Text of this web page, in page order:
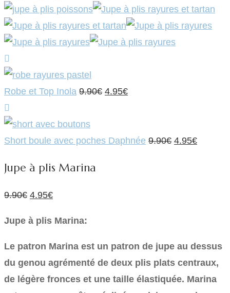
Robe et Top Inola 9.90€ Le
était :
4.95€Le
est :
Short boule avec poches Daphnée 9.90€ Le
4.95€Le
Jupe à plis Marina
9.90€ Le
initial
était :
9.90€.
4.95€Le
actuel
est :
4.95€.
Jupe à plis Marina:
Le patron Marina est un patron de jupe au dessus
du genou agrémenté de deux plis plats centraux,
de légère fronces et une taille élastiquée. Marina